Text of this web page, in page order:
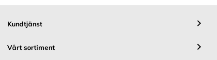
Kundtjänst
Vårt sortiment